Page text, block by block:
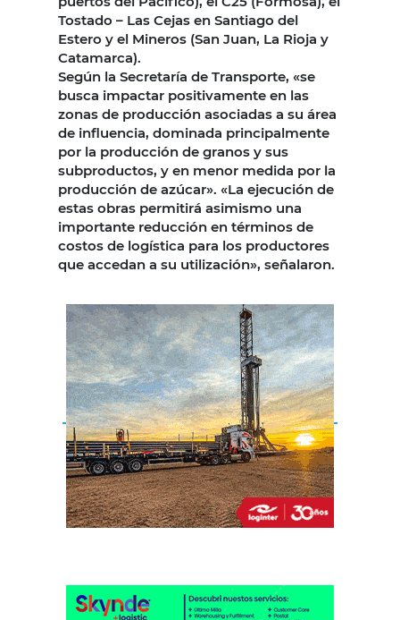
Tostado – Las Cejas en Santiago del
Estero y el Mineros (San Juan, La Rioja y
Catamarca).
Según la Secretaría de Transporte, «se
busca impactar positivamente en las
zonas de producción asociadas a su área
de influencia, dominada principalmente
por la producción de granos y sus
subproductos, y en menor medida por la
producción de azúcar». «La ejecución de
estas obras permitirá asimismo una
importante reducción en términos de
costos de logística para los productores
que accedan a su utilización», señalaron.